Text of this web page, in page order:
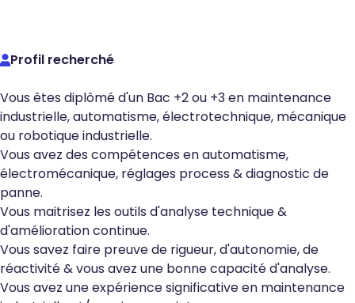
Profil recherché
Vous êtes diplômé d'un Bac +2 ou +3 en maintenance
industrielle, automatisme, électrotechnique, mécanique
ou robotique industrielle.
Vous avez des compétences en automatisme,
électromécanique, réglages process & diagnostic de
panne.
Vous maitrisez les outils d'analyse technique &
d'amélioration continue.
Vous savez faire preuve de rigueur, d'autonomie, de
réactivité & vous avez une bonne capacité d'analyse.
Vous avez une expérience significative en maintenance